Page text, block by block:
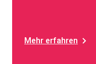
Mehr erfahren